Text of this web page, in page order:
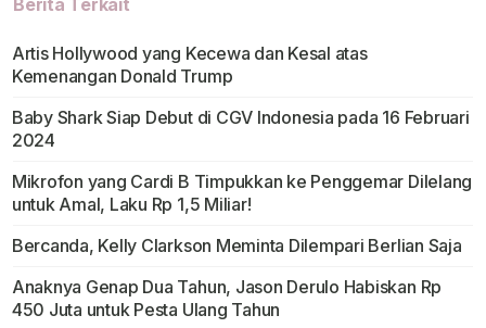
Berita Terkait
Artis Hollywood yang Kecewa dan Kesal atas
Kemenangan Donald Trump
Baby Shark Siap Debut di CGV Indonesia pada 16 Februari
2024
Mikrofon yang Cardi B Timpukkan ke Penggemar Dilelang
untuk Amal, Laku Rp 1,5 Miliar!
Bercanda, Kelly Clarkson Meminta Dilempari Berlian Saja
Anaknya Genap Dua Tahun, Jason Derulo Habiskan Rp
450 Juta untuk Pesta Ulang Tahun